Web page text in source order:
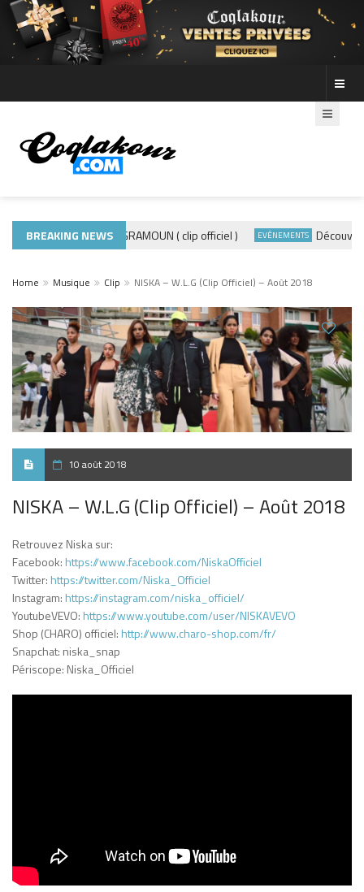
BREAKING NEWS
ADE440 – GRAMOUN ( clip officiel ) EVÈNEMENTS Découvre les
Home Musique Clip NISKA – W.L.G (Clip Officiel) – Août 2018
10 août 2018
NISKA – W.L.G (Clip Officiel) – Août 2018
Retrouvez Niska sur:
Facebook: https://www.facebook.com/NiskaOfficiel
Twitter: https://twitter.com/Niska_Officiel
Instagram: https://instagram.com/niska_officiel/
YoutubeVEVO: https://www.youtube.com/user/NISKAVEVO
Shop (CHARO) officiel: http://www.charo-shop.com/fr/
Snapchat: niska_snap
Périscope: Niska_Officiel